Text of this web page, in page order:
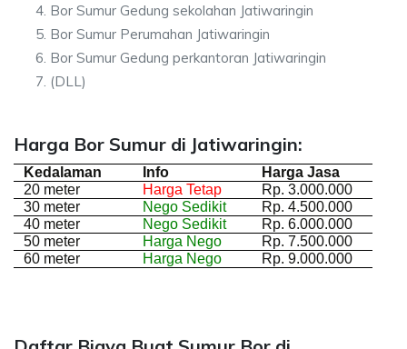
Bor Sumur Gedung sekolahan Jatiwaringin
Bor Sumur Perumahan Jatiwaringin
Bor Sumur Gedung perkantoran Jatiwaringin
(DLL)
Harga Bor Sumur di Jatiwaringin:
Kedalaman Info
Harga Jasa
20 meter
Harga Tetap
Rp. 3.000.000
30 meter
Nego Sedikit
Rp. 4.500.000
40 meter
Nego Sedikit
Rp. 6.000.000
50 meter
Harga Nego
Rp. 7.500.000
60 meter
Harga Nego Rp. 9.000.000